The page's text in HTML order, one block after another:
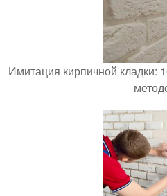
Имитация кирпичной кладки: